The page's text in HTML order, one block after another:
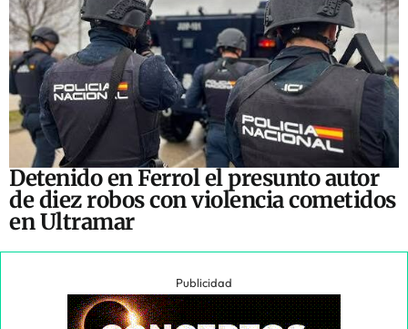
Detenido en Ferrol el presunto autor
de diez robos con violencia cometidos
en Ultramar
Publicidad